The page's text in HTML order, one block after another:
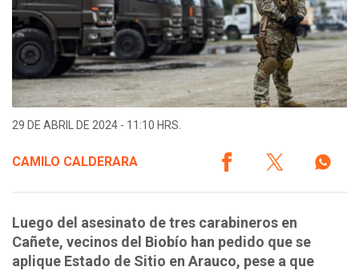
29 DE ABRIL DE 2024 - 11:10 HRS.
CAMILO CALDERARA
Luego del asesinato de tres carabineros en
Cañete, vecinos del Biobío han pedido que se
aplique Estado de Sitio en Arauco, pese a que